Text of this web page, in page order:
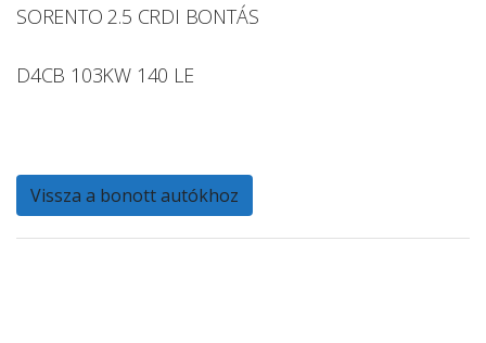
SORENTO 2.5 CRDI BONTÁS
D4CB 103KW 140 LE
Vissza a bonott autókhoz